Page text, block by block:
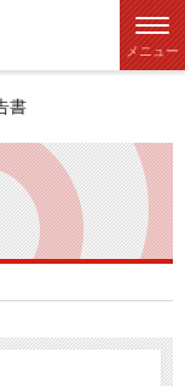
メニュー
書